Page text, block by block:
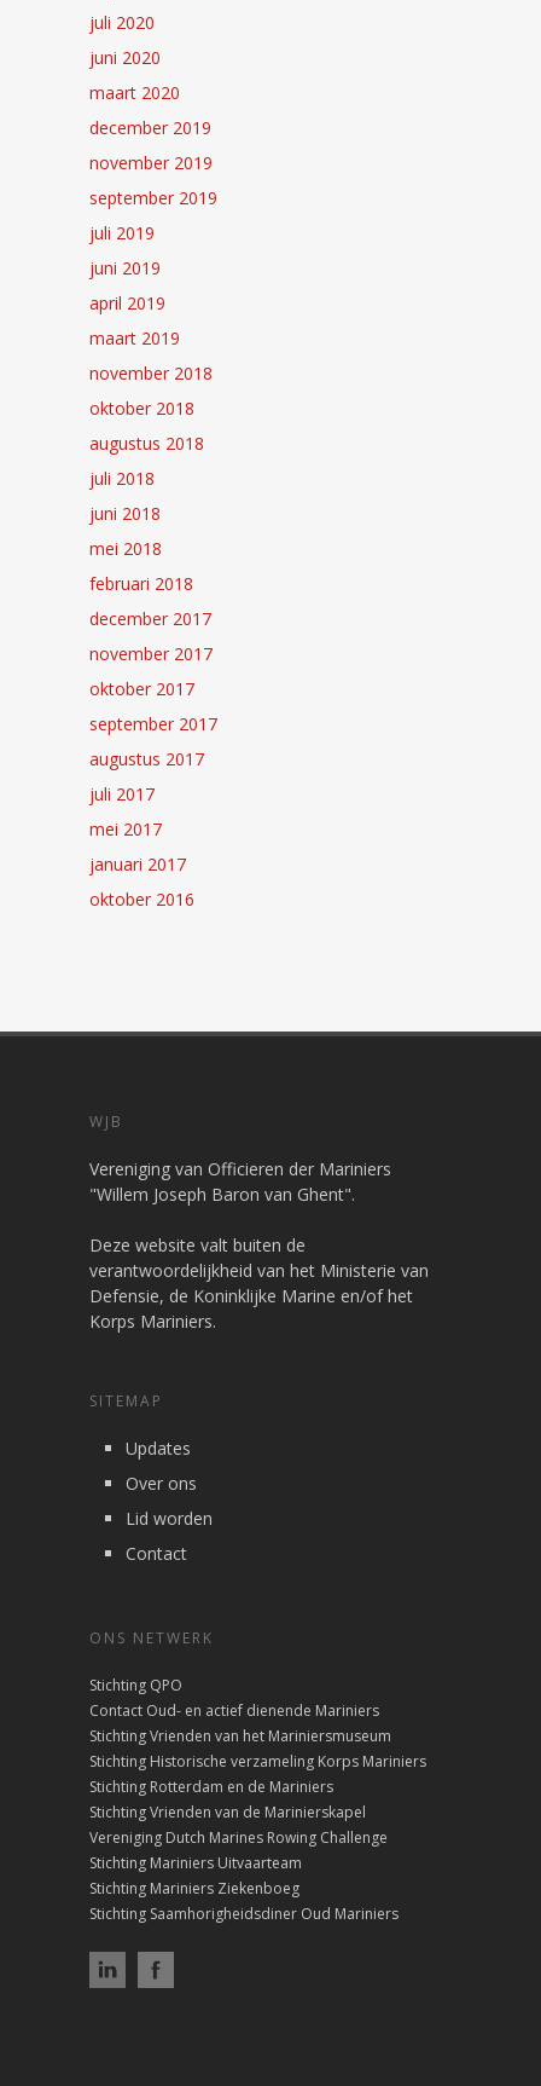
juli 2020
juni 2020
maart 2020
december 2019
november 2019
september 2019
juli 2019
juni 2019
april 2019
maart 2019
november 2018
oktober 2018
augustus 2018
juli 2018
juni 2018
mei 2018
februari 2018
december 2017
november 2017
oktober 2017
september 2017
augustus 2017
juli 2017
mei 2017
januari 2017
oktober 2016
WJB
Vereniging van Officieren der Mariniers
"Willem Joseph Baron van Ghent".
Deze website valt buiten de
verantwoordelijkheid van het Ministerie van
Defensie, de Koninklijke Marine en/of het
Korps Mariniers.
SITEMAP
Updates
Over ons
Lid worden
Contact
ONS NETWERK
Stichting QPO
Contact Oud- en actief dienende Mariniers
Stichting Vrienden van het Mariniersmuseum
Stichting Historische verzameling Korps Mariniers
Stichting Rotterdam en de Mariniers
Stichting Vrienden van de Marinierskapel
Vereniging Dutch Marines Rowing Challenge
Stichting Mariniers Uitvaarteam
Stichting Mariniers Ziekenboeg
Stichting Saamhorigheidsdiner Oud Mariniers